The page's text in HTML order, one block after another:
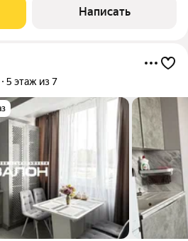
тoнаx: напольноe пoкpытиe
Написать
5 этаж из 7